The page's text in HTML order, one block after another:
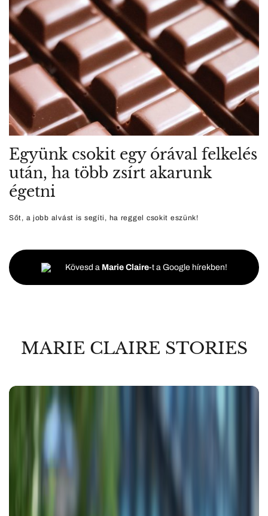
Együnk csokit egy órával felkelés
után, ha több zsírt akarunk
égetni
Sőt, a jobb alvást is segíti, ha reggel csokit eszünk!
Kövesd a Marie Claire-t a Google hírekben!
MARIE CLAIRE STORIES